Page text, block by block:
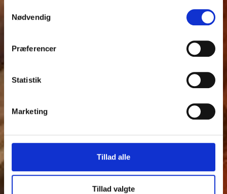
Nødvendig
Præferencer
Statistik
Marketing
Tillad alle
Tillad valgte